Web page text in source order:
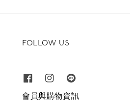
FOLLOW US
會員與購物資訊